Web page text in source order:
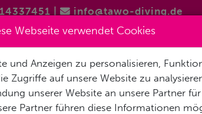
info@tawo-diving.de
TAUCHTOUREN
Webseite verwendet Cookies
und Anzeigen zu personalisieren,
Zugriffe auf unsere Website zu
unserer Website an unsere Partner für
Partner führen diese Informationen